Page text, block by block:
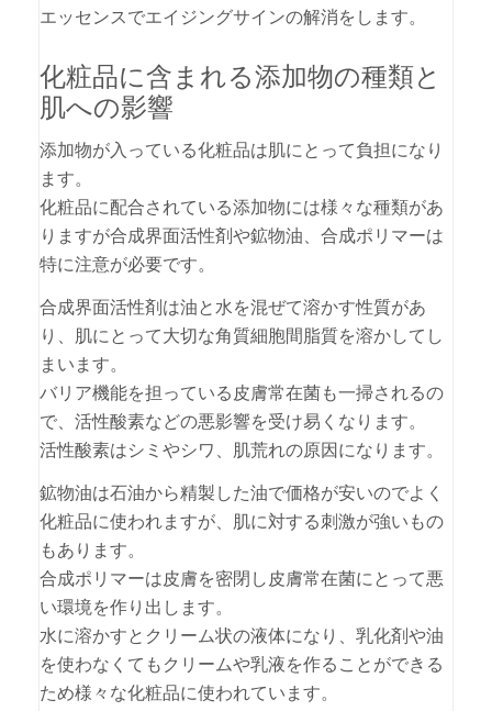
エッセンスでエイジングサインの解消をします。
化粧品に含まれる添加物の種類と
肌への影響
添加物が入っている化粧品は肌にとって負担になり
ます。
化粧品に配合されている添加物には様々な種類があ
りますが合成界面活性剤や鉱物油、合成ポリマーは
特に注意が必要です。
合成界面活性剤は油と水を混ぜて溶かす性質があ
り、肌にとって大切な角質細胞間脂質を溶かしてし
まいます。
バリア機能を担っている皮膚常在菌も一掃されるの
で、活性酸素などの悪影響を受け易くなります。
活性酸素はシミやシワ、肌荒れの原因になります。
鉱物油は石油から精製した油で価格が安いのでよく
化粧品に使われますが、肌に対する刺激が強いもの
もあります。
合成ポリマーは皮膚を密閉し皮膚常在菌にとって悪
い環境を作り出します。
水に溶かすとクリーム状の液体になり、乳化剤や油
を使わなくてもクリームや乳液を作ることができる
ため様々な化粧品に使われています。